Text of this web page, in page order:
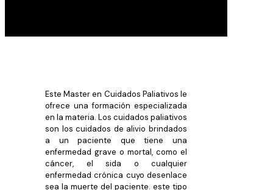
Este Master en Cuidados Paliativos le
ofrece una formación especializada
en la materia. Los cuidados paliativos
son los cuidados de alivio brindados
a un paciente que tiene una
enfermedad grave o mortal, como el
cáncer, el sida o cualquier
enfermedad crónica cuyo desenlace
sea la muerte del paciente. este tipo